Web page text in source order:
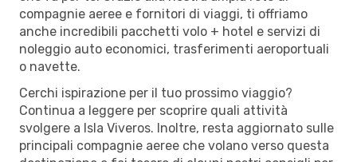
compagnie aeree e fornitori di viaggi, ti offriamo
anche incredibili pacchetti volo + hotel e servizi di
noleggio auto economici, trasferimenti aeroportuali
o navette.
Cerchi ispirazione per il tuo prossimo viaggio?
Continua a leggere per scoprire quali attività
svolgere a Isla Viveros. Inoltre, resta aggiornato sulle
principali compagnie aeree che volano verso questa